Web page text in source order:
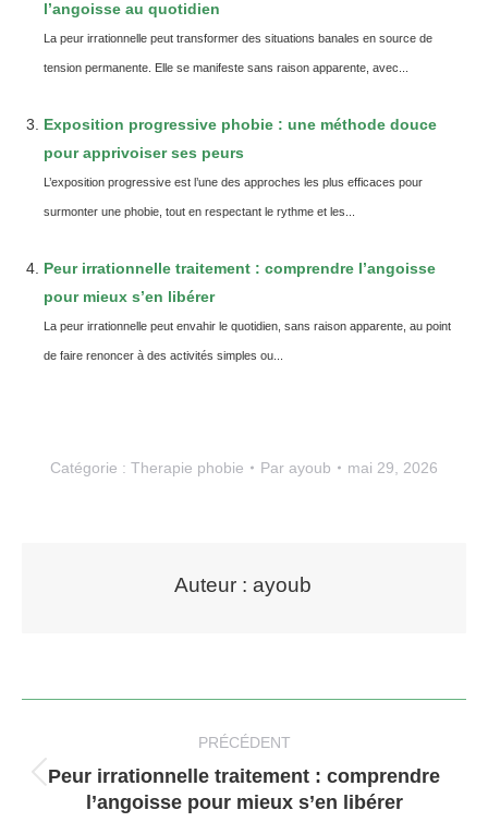
l’angoisse au quotidien
La peur irrationnelle peut transformer des situations banales en source de
tension permanente. Elle se manifeste sans raison apparente, avec...
Exposition progressive phobie : une méthode douce
pour apprivoiser ses peurs
L’exposition progressive est l’une des approches les plus efficaces pour
surmonter une phobie, tout en respectant le rythme et les...
Peur irrationnelle traitement : comprendre l’angoisse
pour mieux s’en libérer
La peur irrationnelle peut envahir le quotidien, sans raison apparente, au point
de faire renoncer à des activités simples ou...
Catégorie : Therapie phobie Par ayoub mai 29, 2026
Auteur : ayoub
PRÉCÉDENT
Article
précédent
Peur irrationnelle traitement : comprendre
l’angoisse pour mieux s’en libérer